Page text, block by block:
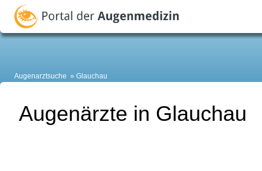
Augenarztsuche Glauchau
Augenärzte in Glauchau